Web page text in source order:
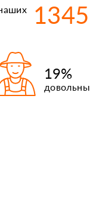
Армения
1345
19%
довольны